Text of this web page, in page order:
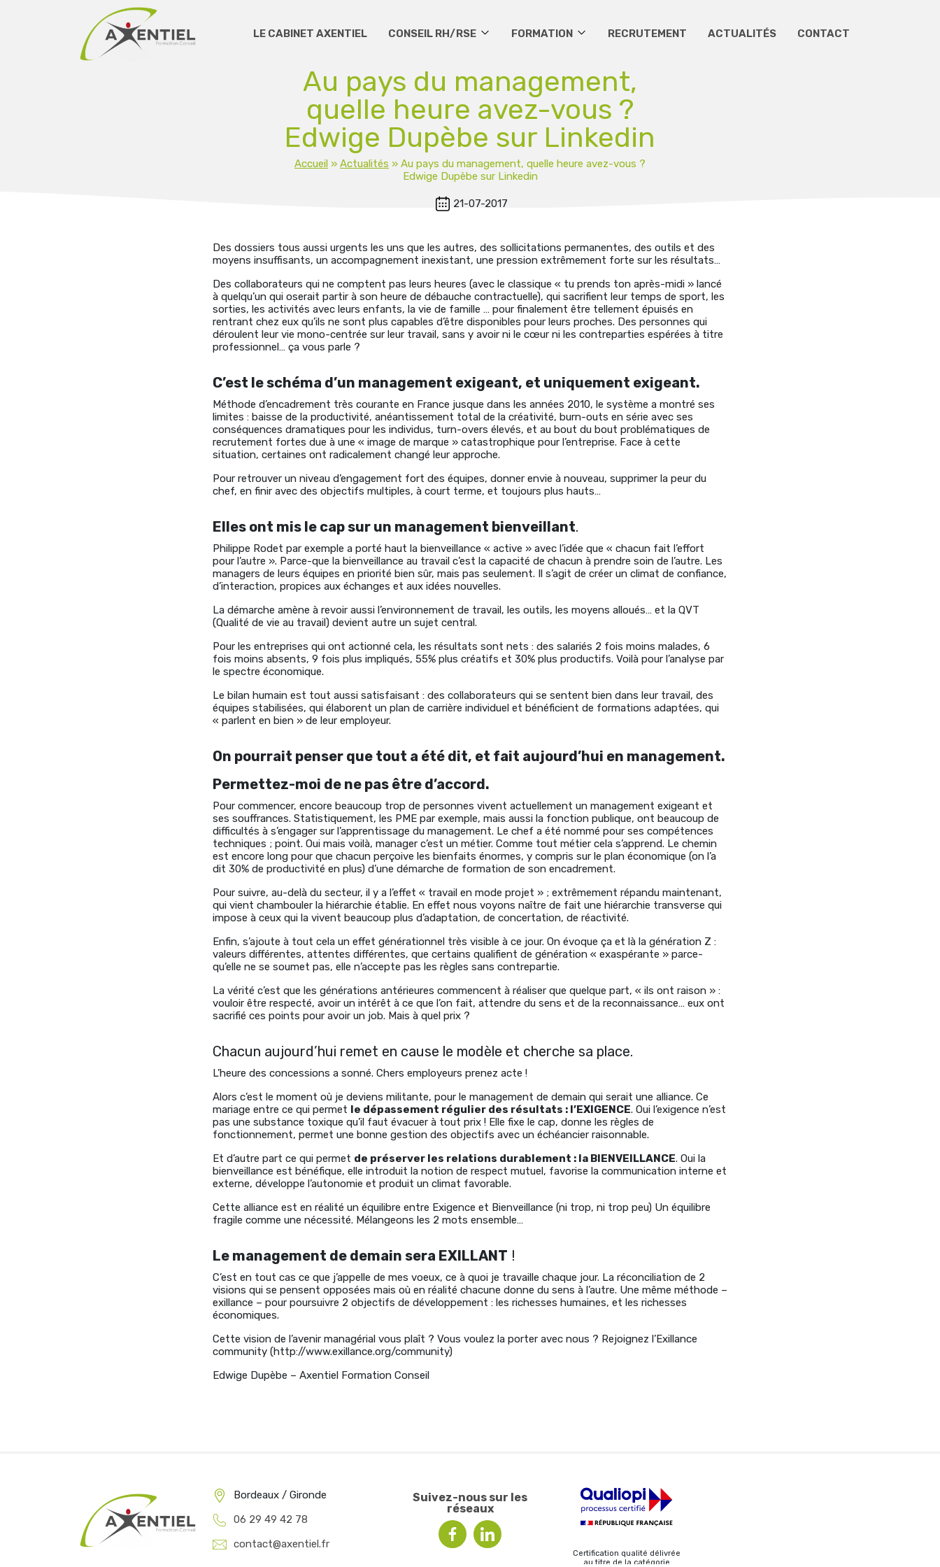
LE CABINET AXENTIEL CONSEIL RH/RSE FORMATION RECRUTEMENT ACTUALITÉS CONTACT
Au pays du management,
quelle heure avez-vous ?
Edwige Dupèbe sur Linkedin
Accueil » Actualités » Au pays du management, quelle heure avez-vous ?
Edwige Dupèbe sur Linkedin
21-07-2017
Des dossiers tous aussi urgents les uns que les autres, des sollicitations permanentes, des outils et des
moyens insuffisants, un accompagnement inexistant, une pression extrêmement forte sur les résultats…
Des collaborateurs qui ne comptent pas leurs heures (avec le classique « tu prends ton après-midi » lancé
à quelqu’un qui oserait partir à son heure de débauche contractuelle), qui sacrifient leur temps de sport, les
sorties, les activités avec leurs enfants, la vie de famille … pour finalement être tellement épuisés en
rentrant chez eux qu’ils ne sont plus capables d’être disponibles pour leurs proches. Des personnes qui
déroulent leur vie mono-centrée sur leur travail, sans y avoir ni le cœur ni les contreparties espérées à titre
professionnel… ça vous parle ?
C’est le schéma d’un management exigeant, et uniquement exigeant.
Méthode d’encadrement très courante en France jusque dans les années 2010, le système a montré ses
limites : baisse de la productivité, anéantissement total de la créativité, burn-outs en série avec ses
conséquences dramatiques pour les individus, turn-overs élevés, et au bout du bout problématiques de
recrutement fortes due à une « image de marque » catastrophique pour l’entreprise. Face à cette
situation, certaines ont radicalement changé leur approche.
Pour retrouver un niveau d’engagement fort des équipes, donner envie à nouveau, supprimer la peur du
chef, en finir avec des objectifs multiples, à court terme, et toujours plus hauts…
Elles ont mis le cap sur un management bienveillant.
Philippe Rodet par exemple a porté haut la bienveillance « active » avec l’idée que « chacun fait l’effort
pour l’autre ». Parce-que la bienveillance au travail c’est la capacité de chacun à prendre soin de l’autre. Les
managers de leurs équipes en priorité bien sûr, mais pas seulement. Il s’agit de créer un climat de confiance,
d’interaction, propices aux échanges et aux idées nouvelles.
La démarche amène à revoir aussi l’environnement de travail, les outils, les moyens alloués… et la QVT
(Qualité de vie au travail) devient autre un sujet central.
Pour les entreprises qui ont actionné cela, les résultats sont nets : des salariés 2 fois moins malades, 6
fois moins absents, 9 fois plus impliqués, 55% plus créatifs et 30% plus productifs. Voilà pour l’analyse par
le spectre économique.
Le bilan humain est tout aussi satisfaisant : des collaborateurs qui se sentent bien dans leur travail, des
équipes stabilisées, qui élaborent un plan de carrière individuel et bénéficient de formations adaptées, qui
« parlent en bien » de leur employeur.
On pourrait penser que tout a été dit, et fait aujourd’hui en management.
Permettez-moi de ne pas être d’accord.
Pour commencer, encore beaucoup trop de personnes vivent actuellement un management exigeant et
ses souffrances. Statistiquement, les PME par exemple, mais aussi la fonction publique, ont beaucoup de
difficultés à s’engager sur l’apprentissage du management. Le chef a été nommé pour ses compétences
techniques ; point. Oui mais voilà, manager c’est un métier. Comme tout métier cela s’apprend. Le chemin
est encore long pour que chacun perçoive les bienfaits énormes, y compris sur le plan économique (on l’a
dit 30% de productivité en plus) d’une démarche de formation de son encadrement.
Pour suivre, au-delà du secteur, il y a l’effet « travail en mode projet » ; extrêmement répandu maintenant,
qui vient chambouler la hiérarchie établie. En effet nous voyons naître de fait une hiérarchie transverse qui
impose à ceux qui la vivent beaucoup plus d’adaptation, de concertation, de réactivité.
Enfin, s’ajoute à tout cela un effet générationnel très visible à ce jour. On évoque ça et là la génération Z :
valeurs différentes, attentes différentes, que certains qualifient de génération « exaspérante » parce-
qu’elle ne se soumet pas, elle n’accepte pas les règles sans contrepartie.
La vérité c’est que les générations antérieures commencent à réaliser que quelque part, « ils ont raison » :
vouloir être respecté, avoir un intérêt à ce que l’on fait, attendre du sens et de la reconnaissance… eux ont
sacrifié ces points pour avoir un job. Mais à quel prix ?
Chacun aujourd’hui remet en cause le modèle et cherche sa place.
L’heure des concessions a sonné. Chers employeurs prenez acte !
Alors c’est le moment où je deviens militante, pour le management de demain qui serait une alliance. Ce
mariage entre ce qui permet le dépassement régulier des résultats : l’EXIGENCE. Oui l’exigence n’est
pas une substance toxique qu’il faut évacuer à tout prix ! Elle fixe le cap, donne les règles de
fonctionnement, permet une bonne gestion des objectifs avec un échéancier raisonnable.
Et d’autre part ce qui permet de préserver les relations durablement : la BIENVEILLANCE. Oui la
bienveillance est bénéfique, elle introduit la notion de respect mutuel, favorise la communication interne et
externe, développe l’autonomie et produit un climat favorable.
Cette alliance est en réalité un équilibre entre Exigence et Bienveillance (ni trop, ni trop peu) Un équilibre
fragile comme une nécessité. Mélangeons les 2 mots ensemble…
Le management de demain sera EXILLANT !
C’est en tout cas ce que j’appelle de mes voeux, ce à quoi je travaille chaque jour. La réconciliation de 2
visions qui se pensent opposées mais où en réalité chacune donne du sens à l’autre. Une même méthode –
exillance – pour poursuivre 2 objectifs de développement : les richesses humaines, et les richesses
économiques.
Cette vision de l’avenir managérial vous plaît ? Vous voulez la porter avec nous ? Rejoignez l’Exillance
community (http://www.exillance.org/community)
Edwige Dupèbe – Axentiel Formation Conseil
Bordeaux / Gironde
06 29 49 42 78
contact@axentiel.fr
Suivez-nous sur les
réseaux
Certification qualité délivrée
au titre de la catégorie